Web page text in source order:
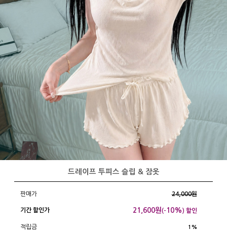
드레이프 투피스 슬립 & 잠옷
판매가 24,000원
기간 할인가 21,600원(- 10%) 할인
적립금 1%